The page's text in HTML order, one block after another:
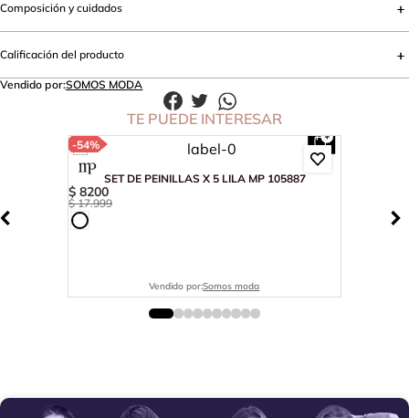
Composición y cuidados
Calificación del producto
Vendido por:SOMOS MODA
TE PUEDE INTERESAR
-54%
SET DE PEINILLAS X 5 LILA MP 105887
$ 8200
$ 17.999
Vendido por:Somos moda